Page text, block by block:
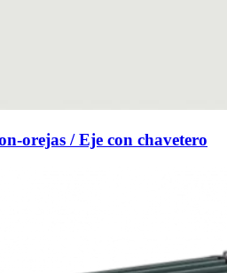
orejas / Eje con chavetero